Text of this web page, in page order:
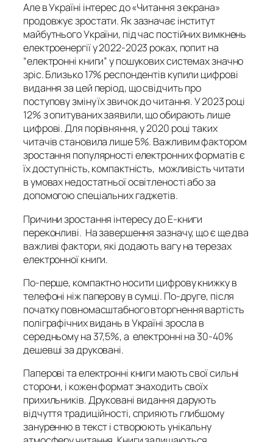
Але в Україні інтерес до «Читання з екрана»
продовжує зростати. Як зазначає інститут
майбутнього України, під час постійних вимкнень
електроенергії у 2022-2023 роках, попит на
“електронні книги” у пошукових системах значно
зріс. Близько 17% респондентів купили цифрові
видання за цей період, що свідчить про
поступову зміну їх звичок до читання. У 2023 році
12% з опитуваних заявили, що обирають лише
цифрові. Для порівняння, у 2020 році таких
читачів становила лише 5%. Важливим фактором
зростання популярності електронних форматів є
їх доступність, компактність, можливість читати
в умовах недостатньої освітленості або за
допомогою спеціальних гаджетів.
Причини зростання інтересу до Е-книги
переконливі. На завершення зазначу, що є ще два
важливі фактори, які додають вагу на терезах
електронної книги.
По-перше, компактно носити цифрову книжку в
телефоні ніж паперову в сумці. По-друге, після
початку повномасштабного вторгнення вартість
поліграфічних видань в Україні зросла в
середньому на 37,5%, а електронні на 30-40%
дешевші за друковані.
Паперові та електронні книги мають свої сильні
сторони, і кожен формат знаходить своїх
прихильників. Друковані видання дарують
відчуття традиційності, сприяють глибшому
зануренню в текст і створюють унікальну